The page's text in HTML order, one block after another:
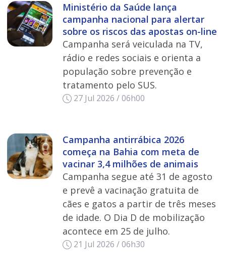
Ministério da Saúde lança
campanha nacional para alertar
sobre os riscos das apostas on-line
Campanha será veiculada na TV,
rádio e redes sociais e orienta a
população sobre prevenção e
tratamento pelo SUS.
27 Jul 2026 / 06h00
Campanha antirrábica 2026
começa na Bahia com meta de
vacinar 3,4 milhões de animais
Campanha segue até 31 de agosto
e prevê a vacinação gratuita de
cães e gatos a partir de três meses
de idade. O Dia D de mobilização
acontece em 25 de julho.
21 Jul 2026 / 06h30